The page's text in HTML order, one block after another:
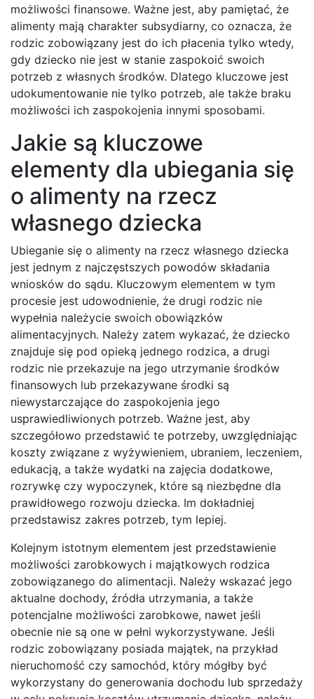
możliwości finansowe. Ważne jest, aby pamiętać, że
alimenty mają charakter subsydiarny, co oznacza, że
rodzic zobowiązany jest do ich płacenia tylko wtedy,
gdy dziecko nie jest w stanie zaspokoić swoich
potrzeb z własnych środków. Dlatego kluczowe jest
udokumentowanie nie tylko potrzeb, ale także braku
możliwości ich zaspokojenia innymi sposobami.
Jakie są kluczowe
elementy dla ubiegania się
o alimenty na rzecz
własnego dziecka
Ubieganie się o alimenty na rzecz własnego dziecka
jest jednym z najczęstszych powodów składania
wniosków do sądu. Kluczowym elementem w tym
procesie jest udowodnienie, że drugi rodzic nie
wypełnia należycie swoich obowiązków
alimentacyjnych. Należy zatem wykazać, że dziecko
znajduje się pod opieką jednego rodzica, a drugi
rodzic nie przekazuje na jego utrzymanie środków
finansowych lub przekazywane środki są
niewystarczające do zaspokojenia jego
usprawiedliwionych potrzeb. Ważne jest, aby
szczegółowo przedstawić te potrzeby, uwzględniając
koszty związane z wyżywieniem, ubraniem, leczeniem,
edukacją, a także wydatki na zajęcia dodatkowe,
rozrywkę czy wypoczynek, które są niezbędne dla
prawidłowego rozwoju dziecka. Im dokładniej
przedstawisz zakres potrzeb, tym lepiej.
Kolejnym istotnym elementem jest przedstawienie
możliwości zarobkowych i majątkowych rodzica
zobowiązanego do alimentacji. Należy wskazać jego
aktualne dochody, źródła utrzymania, a także
potencjalne możliwości zarobkowe, nawet jeśli
obecnie nie są one w pełni wykorzystywane. Jeśli
rodzic zobowiązany posiada majątek, na przykład
nieruchomość czy samochód, który mógłby być
wykorzystany do generowania dochodu lub sprzedaży